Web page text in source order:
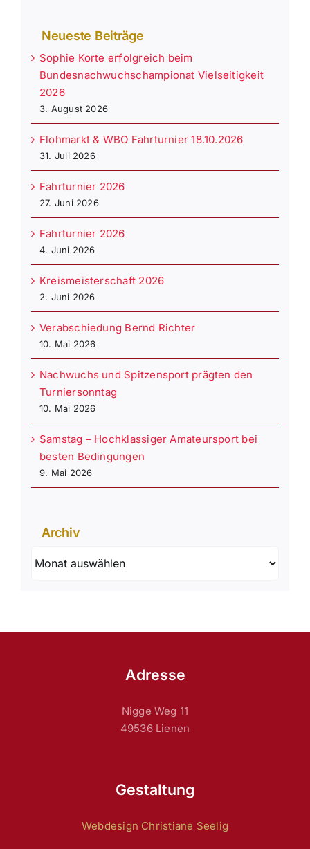
Neueste Beiträge
Sophie Korte erfolgreich beim
Bundesnachwuchschampionat Vielseitigkeit
2026
3. August 2026
Flohmarkt & WBO Fahrturnier 18.10.2026
31. Juli 2026
Fahrturnier 2026
27. Juni 2026
Fahrturnier 2026
4. Juni 2026
Kreismeisterschaft 2026
2. Juni 2026
Verabschiedung Bernd Richter
10. Mai 2026
Nachwuchs und Spitzensport prägten den
Turniersonntag
10. Mai 2026
Samstag – Hochklassiger Amateursport bei
besten Bedingungen
9. Mai 2026
Archiv
Adresse
Nigge Weg 11
49536 Lienen
Gestaltung
Webdesign Christiane Seelig